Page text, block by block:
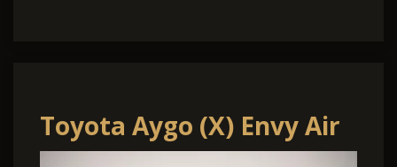
Toyota Aygo (X) Envy Air